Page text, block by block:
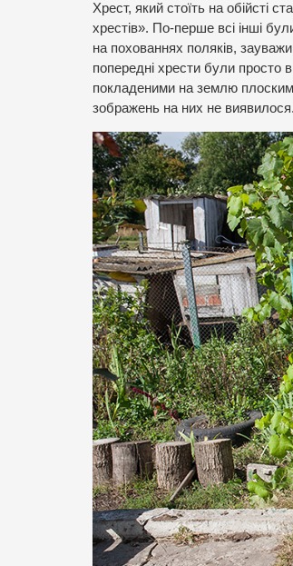
Хрест, який стоїть на обійсті
хрестів». По-перше всі інші
на похованнях поляків,
попередні хрести були просто
покладеними на землю
зображень на них не виявилося.